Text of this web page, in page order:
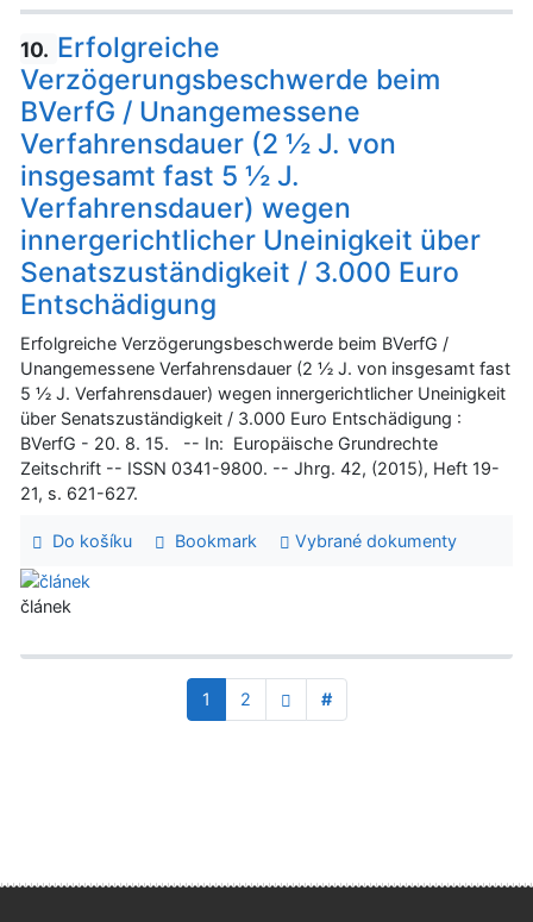
10. Erfolgreiche
Verzögerungsbeschwerde beim
BVerfG / Unangemessene
Verfahrensdauer (2 ½ J. von
insgesamt fast 5 ½ J.
Verfahrensdauer) wegen
innergerichtlicher Uneinigkeit über
Senatszuständigkeit / 3.000 Euro
Entschädigung
Erfolgreiche Verzögerungsbeschwerde beim BVerfG /
Unangemessene Verfahrensdauer (2 ½ J. von insgesamt fast
5 ½ J. Verfahrensdauer) wegen innergerichtlicher Uneinigkeit
über Senatszuständigkeit / 3.000 Euro Entschädigung :
BVerfG - 20. 8. 15. -- In: Europäische Grundrechte
Zeitschrift -- ISSN 0341-9800. -- Jhrg. 42, (2015), Heft 19-
21, s. 621-627.
Do košíku Bookmark Vybrané dokumenty
článek
1 2 #